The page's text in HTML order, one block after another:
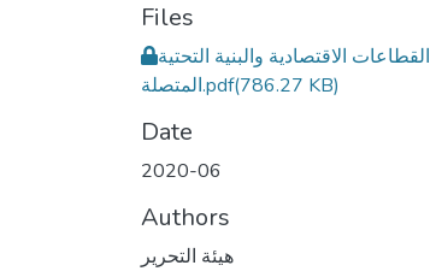
Files
القطاعات الاقتصادية والبنية التحتية
المتصلة.pdf(786.27 KB)
Date
2020-06
Authors
هيئة التحرير